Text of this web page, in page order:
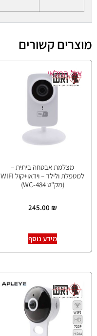
מוצרים קשורים
אזל המלאי
מצלמת אבטחה ביתית –
למטפלת ולילד – וידאו+קול WIFI
(מק"ט WC-484)
245.00 ₪
מידע נוסף